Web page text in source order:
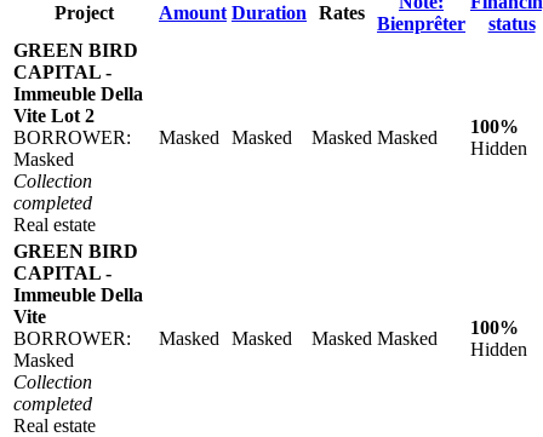
Project Amount Duration Rates
Bienprêter
status
GREEN BIRD
CAPITAL -
Immeuble Della
Vite Lot 2
BORROWER:
Masked
Collection
completed
Real estate
Masked Masked Masked Masked
100%
Hidden
GREEN BIRD
CAPITAL -
Immeuble Della
Vite
BORROWER:
Masked
Collection
completed
Real estate
Masked Masked Masked Masked
100%
Hidden